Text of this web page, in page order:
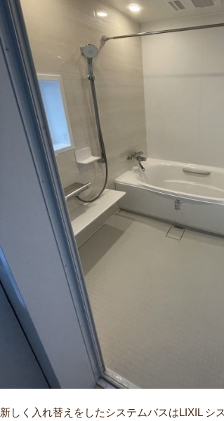
新しく入れ替えをしたシステムバスはLIXIL シ